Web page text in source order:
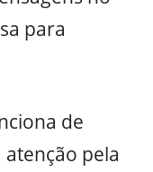
para
de
pela